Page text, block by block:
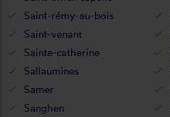
Saint-rémy-au-bois
Saint-venant
Sainte-catherine
Sallaumines
Samer
Sanghen